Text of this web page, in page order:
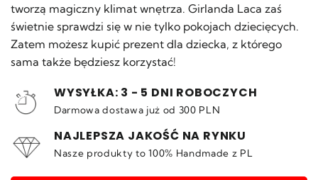
tworzą magiczny klimat wnętrza. Girlanda Laca zaś
świetnie sprawdzi się w nie tylko pokojach dziecięcych.
Zatem możesz kupić prezent dla dziecka, z którego
sama także będziesz korzystać!
WYSYŁKA: 3 - 5 DNI ROBOCZYCH
Darmowa dostawa już od 300 PLN
NAJLEPSZA JAKOŚĆ NA RYNKU
Nasze produkty to 100% Handmade z PL